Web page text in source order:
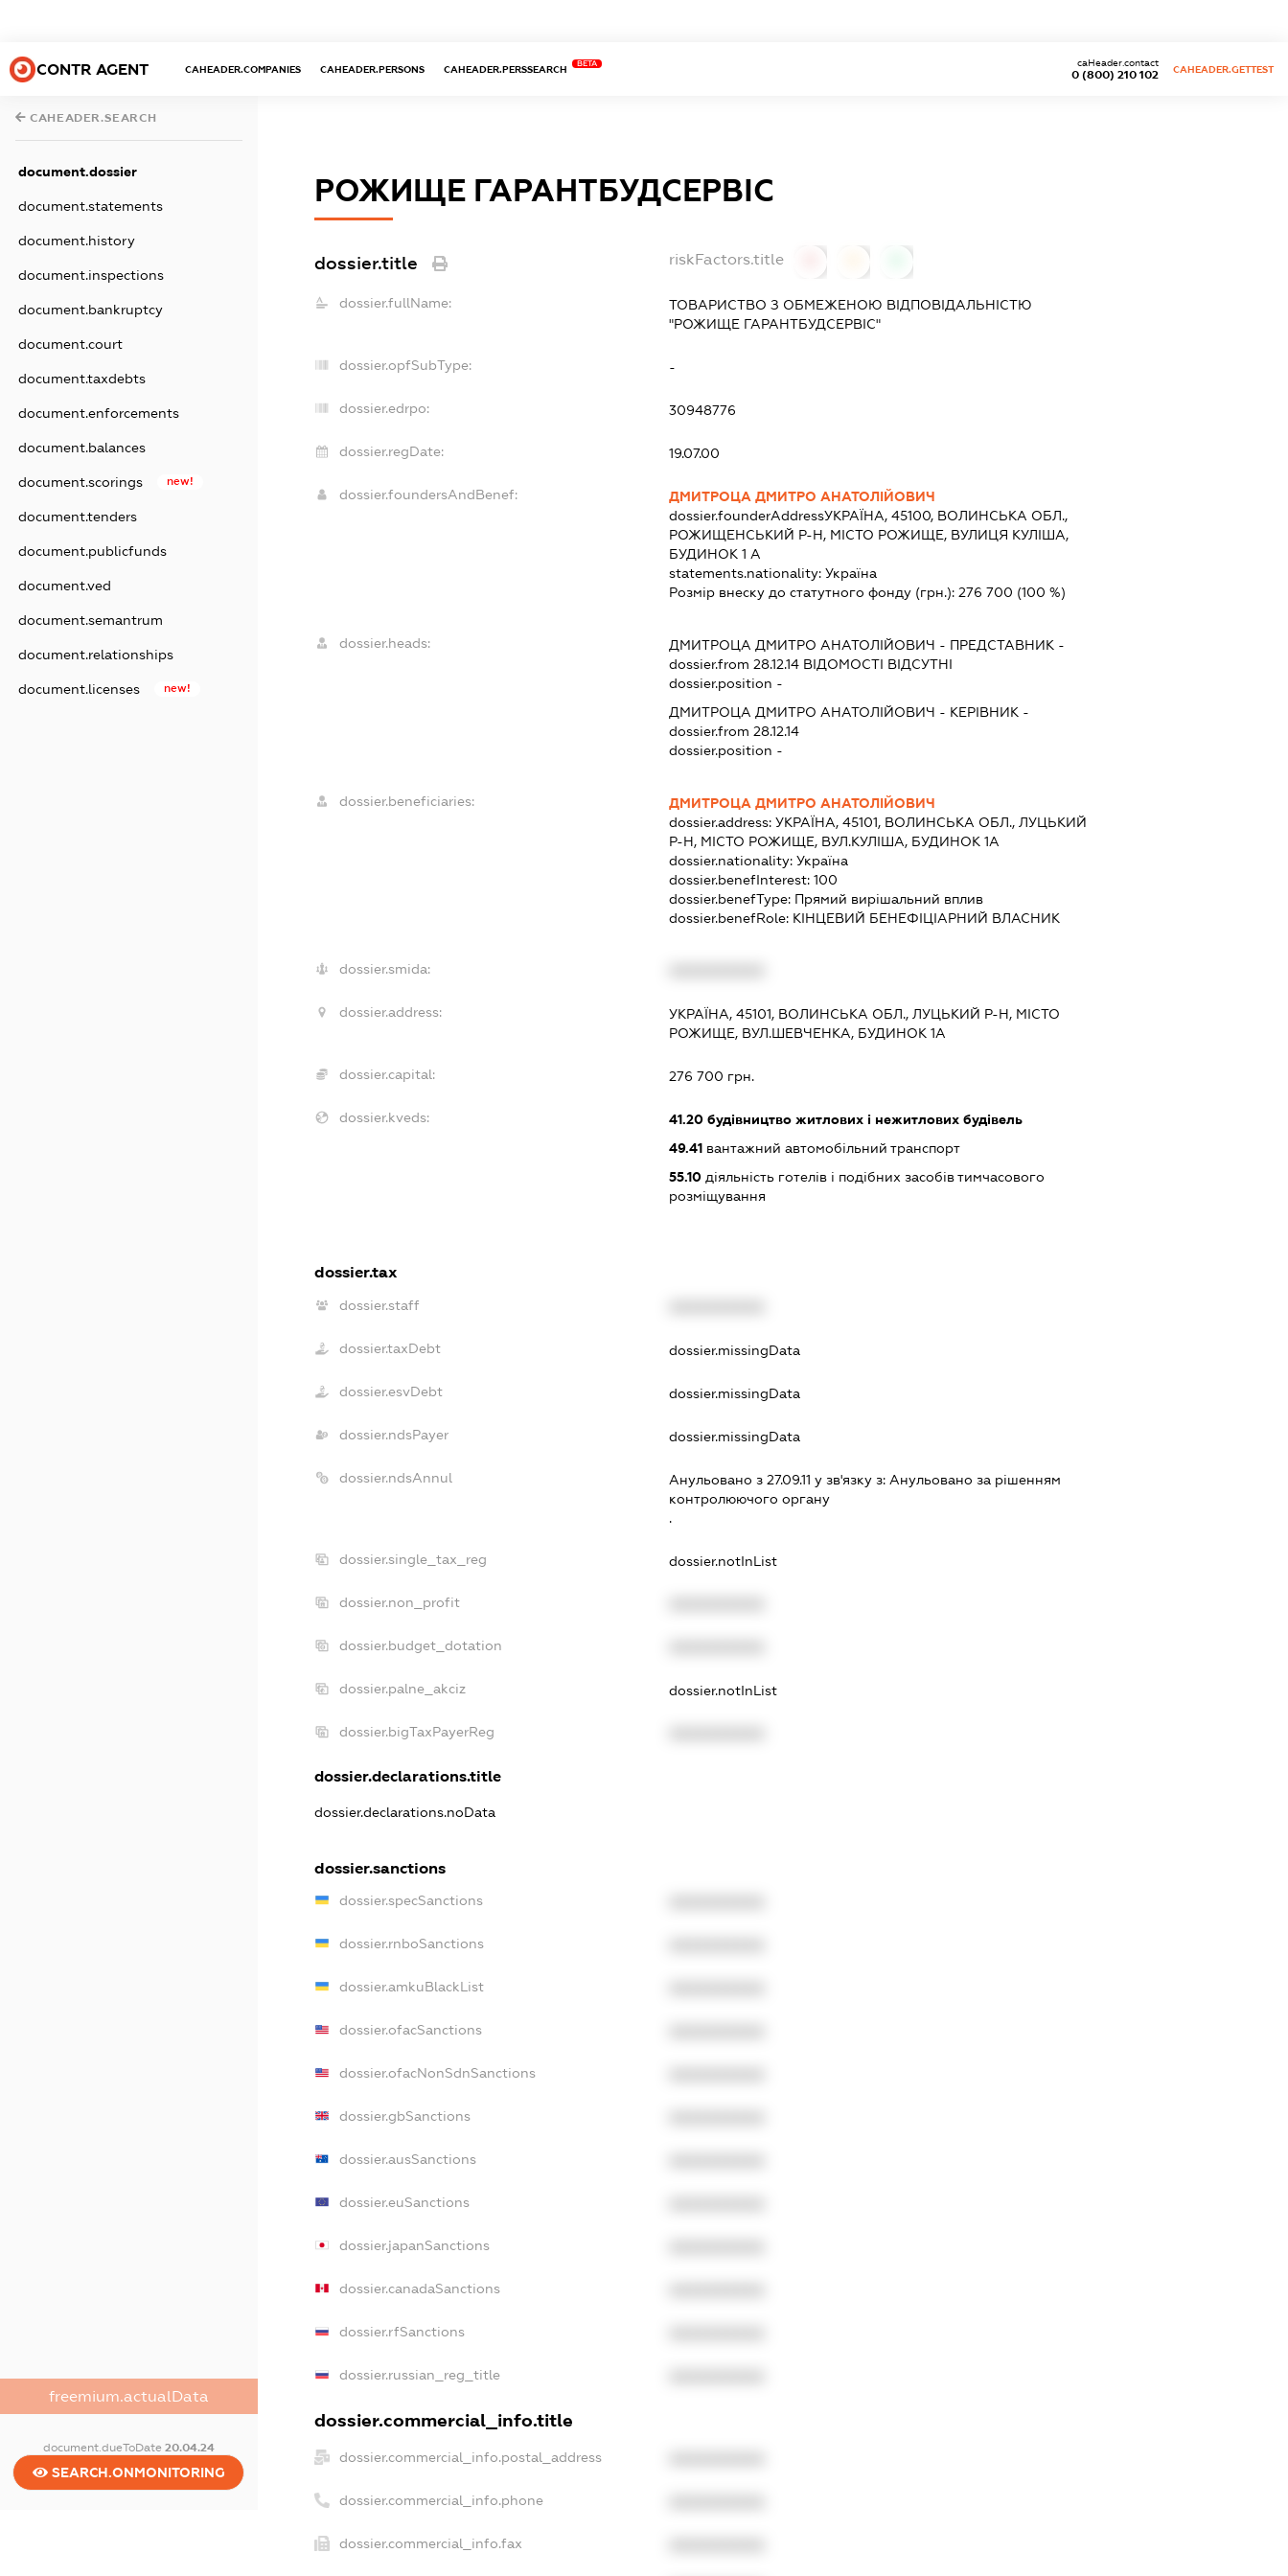
CONTR AGENT CAHEADER.COMPANIES CAHEADER.PERSONS CAHEADER.PERSSEARCH
BETA
0 (800) 210 102
caHeader.contact
CAHEADER.GETTEST
CAHEADER.SEARCH
document.dossier
document.statements
document.history
document.inspections
document.bankruptcy
document.court
document.taxdebts
document.enforcements
document.balances
document.scorings new!
document.tenders
document.publicfunds
document.ved
document.semantrum
document.relationships
document.licenses new!
freemium.actualData
document.dueToDate 20.04.24
SEARCH.ONMONITORING
РОЖИЩЕ ГАРАНТБУДСЕРВІС
dossier.title riskFactors.title
dossier.fullName:
ТОВАРИСТВО З ОБМЕЖЕНОЮ ВІДПОВІДАЛЬНІСТЮ
"РОЖИЩЕ ГАРАНТБУДСЕРВІС"
dossier.opfSubType: -
dossier.edrpo: 30948776
dossier.regDate: 19.07.00
dossier.foundersAndBenef:
ДМИТРОЦА ДМИТРО АНАТОЛІЙОВИЧ
dossier.founderAddressУКРАЇНА, 45100, ВОЛИНСЬКА ОБЛ.,
РОЖИЩЕНСЬКИЙ Р-Н, МІСТО РОЖИЩЕ, ВУЛИЦЯ КУЛІША,
БУДИНОК 1 А
statements.nationality:Україна
Розмір внеску до статутного фонду (грн.):276 700 (100 %)
dossier.heads: ДМИТРОЦА ДМИТРО АНАТОЛІЙОВИЧ - ПРЕДСТАВНИК -
dossier.from 28.12.14 ВІДОМОСТІ ВІДСУТНІ
dossier.position -
ДМИТРОЦА ДМИТРО АНАТОЛІЙОВИЧ - КЕРІВНИК -
dossier.from 28.12.14
dossier.position -
dossier.beneficiaries:
ДМИТРОЦА ДМИТРО АНАТОЛІЙОВИЧ
dossier.address:УКРАЇНА, 45101, ВОЛИНСЬКА ОБЛ., ЛУЦЬКИЙ
Р-Н, МІСТО РОЖИЩЕ, ВУЛ.КУЛІША, БУДИНОК 1А
dossier.nationality:Україна
dossier.benefInterest:100
dossier.benefType: Прямий вирішальний вплив
dossier.benefRole: КІНЦЕВИЙ БЕНЕФІЦІАРНИЙ ВЛАСНИК
dossier.smida:
dossier.address:
УКРАЇНА, 45101, ВОЛИНСЬКА ОБЛ., ЛУЦЬКИЙ Р-Н, МІСТО
РОЖИЩЕ, ВУЛ.ШЕВЧЕНКА, БУДИНОК 1А
dossier.capital: 276 700 грн.
dossier.kveds: 41.20 будівництво житлових і нежитлових будівель
49.41 вантажний автомобільний транспорт
55.10 діяльність готелів і подібних засобів тимчасового
розміщування
dossier.tax
dossier.staff
dossier.taxDebt dossier.missingData
dossier.esvDebt dossier.missingData
dossier.ndsPayer dossier.missingData
dossier.ndsAnnul Анульовано з 27.09.11 у зв'язку з: Анульовано за рiшенням
контролюючого органу
.
dossier.single_tax_reg dossier.notInList
dossier.non_profit
dossier.budget_dotation
dossier.palne_akciz dossier.notInList
dossier.bigTaxPayerReg
dossier.declarations.title
dossier.declarations.noData
dossier.sanctions
dossier.specSanctions
dossier.rnboSanctions
dossier.amkuBlackList
dossier.ofacSanctions
dossier.ofacNonSdnSanctions
dossier.gbSanctions
dossier.ausSanctions
dossier.euSanctions
dossier.japanSanctions
dossier.canadaSanctions
dossier.rfSanctions
dossier.russian_reg_title
dossier.commercial_info.title
dossier.commercial_info.postal_address
dossier.commercial_info.phone
dossier.commercial_info.fax